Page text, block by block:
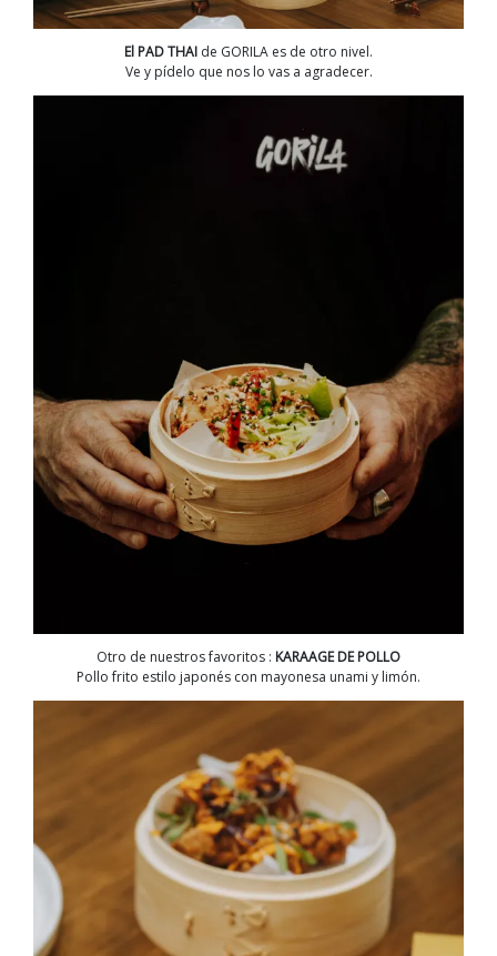
El PAD THAI de GORILA es de otro nivel.
Ve y pídelo que nos lo vas a agradecer.
Otro de nuestros favoritos : KARAAGE DE POLLO
Pollo frito estilo japonés con mayonesa unami y limón.